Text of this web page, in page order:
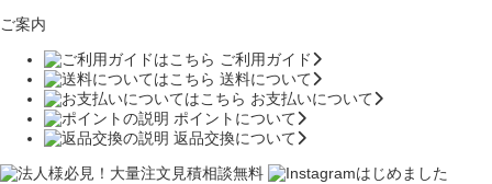
ご案内
ご利用ガイド
送料について
お支払いについて
ポイントについて
返品交換について